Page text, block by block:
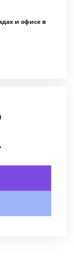
и офисе в